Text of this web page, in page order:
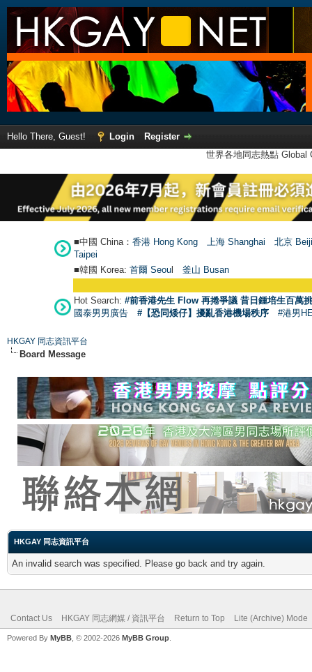
Hello There, Guest! Login
Register
世界各地同志熱點
■中國 China： 香港 Hong Kong 上海 Shanghai
北京
Taipei
■韓國 Korea: 首爾 Seoul 釜山 Busan
Hot Search: #前香港先生 Flow 再捲爭議 昔日鍾培生百萬
國泰男男廣告
#【恐同矮仔】擾亂香港機場秩序 #港男
HKGAY 同志資訊平台
Board Message
HKGAY 同志資訊平台
An invalid search was specified. Please go back and try again.
Contact Us HKGAY 同志網媒 / 資訊平台 Return to Top Lite (Archive) Mode
Powered By MyBB , © 2002-2026 MyBB Group